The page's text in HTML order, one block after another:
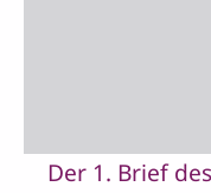
Der 1. Brief